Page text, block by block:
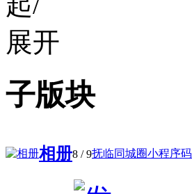
子版块
相册8 / 9抚临同城圈小程序码